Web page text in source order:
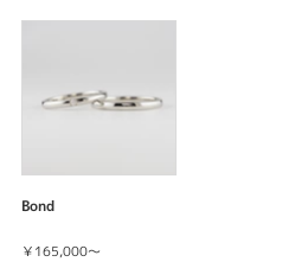
鍛造とは、金属をローラーやハンマー等で
Bond
￥165,000～